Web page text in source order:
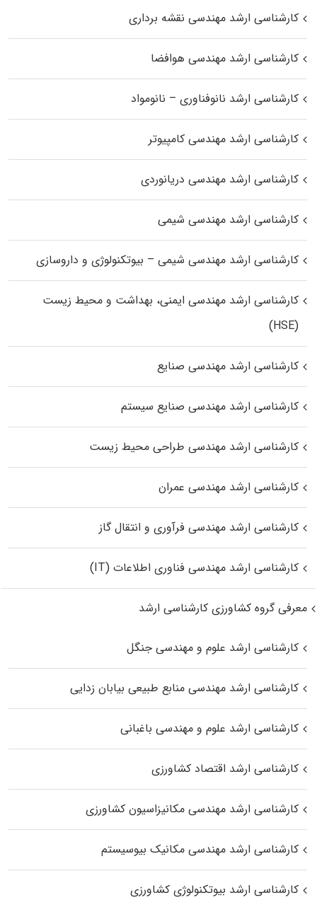
کارشناسی ارشد مهندسی نقشه برداری
کارشناسی ارشد مهندسی هوافضا
کارشناسی ارشد نانوفناوری – نانومواد
کارشناسی ارشد مهندسی کامپیوتر
کارشناسی ارشد مهندسی دریانوردی
کارشناسی ارشد مهندسی شیمی
کارشناسی ارشد مهندسی شیمی – بیوتکنولوژی و داروسازی
کارشناسی ارشد مهندسی ایمنی، بهداشت و محیط زیست
(HSE)
کارشناسی ارشد مهندسی صنایع
کارشناسی ارشد مهندسی صنایع سیستم
کارشناسی ارشد مهندسی طراحی محیط زیست
کارشناسی ارشد مهندسی عمران
کارشناسی ارشد مهندسی فرآوری و انتقال گاز
کارشناسی ارشد مهندسی فناوری اطلاعات (IT)
معرفی گروه کشاورزی کارشناسی ارشد
کارشناسی ارشد علوم و مهندسی جنگل
کارشناسی ارشد مهندسی منابع طبیعی بیابان زدایی
کارشناسی ارشد علوم و مهندسی باغبانی
کارشناسی ارشد اقتصاد کشاورزی
کارشناسی ارشد مهندسی مکانیزاسیون کشاورزی
کارشناسی ارشد مهندسی مکانیک بیوسیستم
کارشناسی ارشد بیوتکنولوژی کشاورزی